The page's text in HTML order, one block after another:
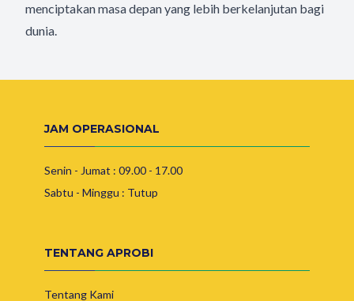
menciptakan masa depan yang lebih berkelanjutan bagi
dunia.
JAM OPERASIONAL
Senin - Jumat : 09.00 - 17.00
Sabtu - Minggu : Tutup
TENTANG APROBI
Tentang Kami